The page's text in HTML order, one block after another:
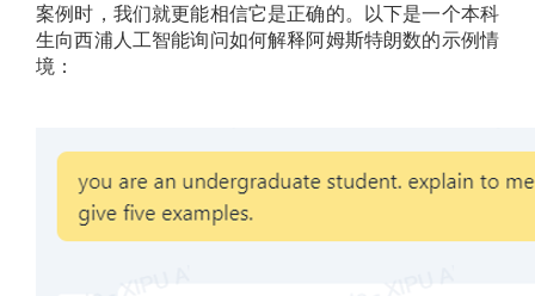
案例时，我们就更能相信它是正确的。以下是一个本科
生向西浦人工智能询问如何解释阿姆斯特朗数的示例情
境：